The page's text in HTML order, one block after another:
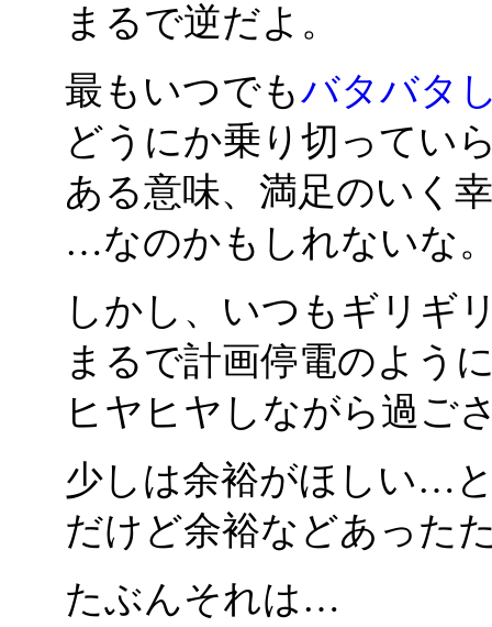
まるで逆だよ。
最もいつでもバタバタ
どうにか乗り切ってい
ある意味、満足のいく
…なのかもしれないな
しかし、いつもギリギ
まるで計画停電のよう
ヒヤヒヤしながら過ご
少しは余裕がほしい…
だけど余裕などあった
たぶんそれは…